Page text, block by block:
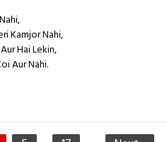
Kamjor Nahi,
Hai Lekin,
Aur Nahi.